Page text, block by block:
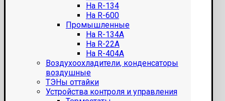
На R-134
На R-600
Промышленные
На R-134A
На R-22A
На R-404A
Воздухоохладители, конденсаторы
воздушные
ТЭНы оттайки
Устройства контроля и управления